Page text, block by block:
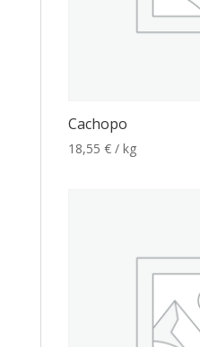
Cachopo
18,55 € / kg